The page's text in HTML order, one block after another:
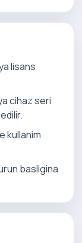
lisans
cihaz seri
kullanim
basligina